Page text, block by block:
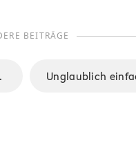
BEITRÄGE
Zeit